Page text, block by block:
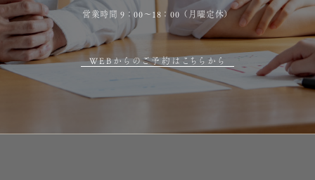
営業時間 9：00～18：00（月曜定休）
WEBからのご予約はこちらから